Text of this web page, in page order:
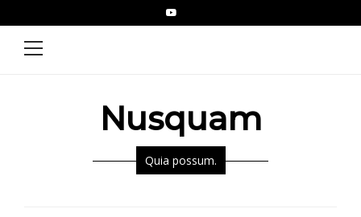
YouTube
Primary
Nusquam
Quia possum.